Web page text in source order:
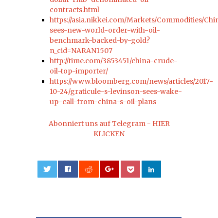
contracts.html
https://asia.nikkei.com/Markets/Commodities/
sees-new-world-order-with-oil-
benchmark-backed-by-gold?
n_cid=NARAN1507
http://time.com/3853451/china-crude-
oil-top-importer/
https://www.bloomberg.com/news/articles/2017-
10-24/graticule-s-levinson-sees-wake-
up-call-from-china-s-oil-plans
Abonniert uns auf Telegram - HIER
KLICKEN